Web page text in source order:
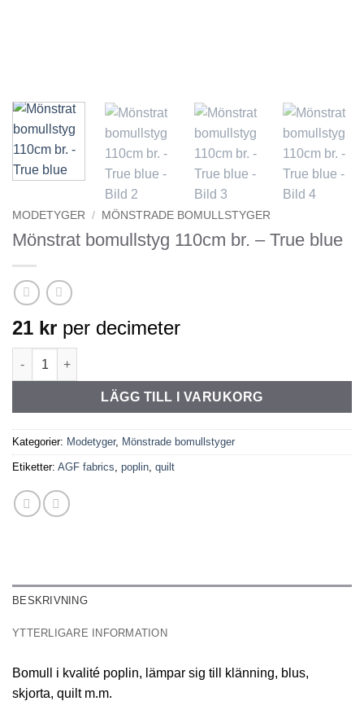
MODETYGER / MÖNSTRADE BOMULLSTYGER
Mönstrat bomullstyg 110cm br. – True blue
21 kr per decimeter
Mönstrat bomullstyg 110cm br. - True blue mängd
LÄGG TILL I VARUKORG
Kategorier: Modetyger, Mönstrade bomullstyger
Etiketter: AGF fabrics, poplin, quilt
BESKRIVNING
YTTERLIGARE INFORMATION
Bomull i kvalité poplin, lämpar sig till klänning, blus,
skjorta, quilt m.m.